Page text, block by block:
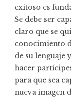
exitoso es
Se debe ser
claro que se
conocimiento
de su lenguaje
hacer
para que sea
nueva imagen